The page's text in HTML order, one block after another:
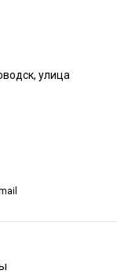
улица